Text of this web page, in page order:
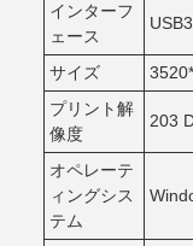
インターフ
ェース
サイズ
プリント解
像度
203
オペレーテ
ィングシス
テム